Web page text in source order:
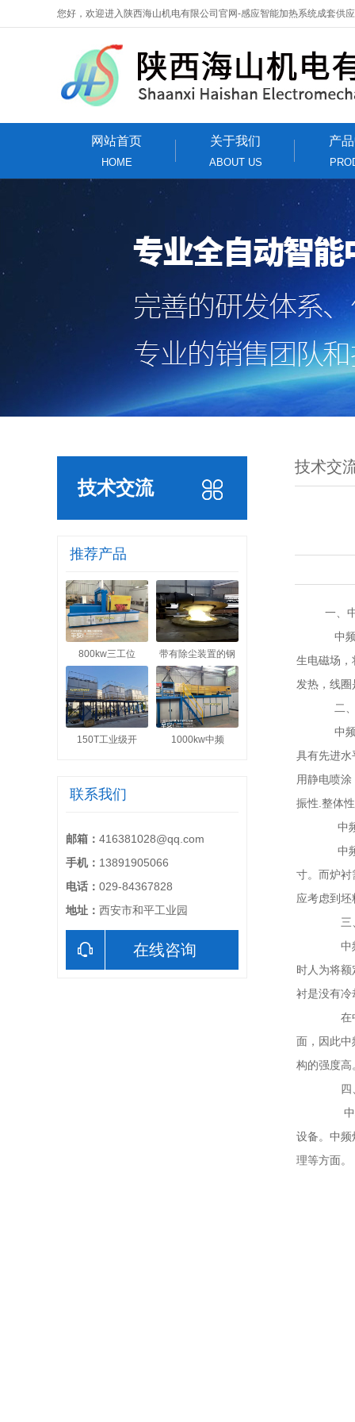
您好，欢迎进入陕西海山机电有限公司官网-感应智能加热系统成套供应
网站首页
HOME
关于我们
ABOUT US
产
技术交流
推荐产品
800kw三工位 带有除尘装置的钢
150T工业级开 1000kw中频
联系我们
邮箱： 416381028@qq.com
手机： 13891905066
电话： 029-84367828
地址： 西安市和平工业园
在线咨询
技术交
一、
中频
生电磁场
发热，线圈
二、
中频
具有先进
用静电喷
振性.整体性
中频
中频
寸。而炉衬
应考虑到坯
三、
中频
时人为将
衬是没有冷
在中
面，因此中
构的强度高
四、
中频
设备。中频
理等方面。